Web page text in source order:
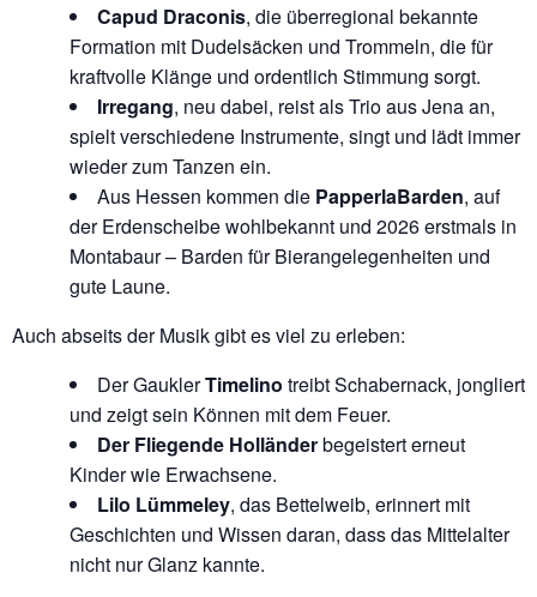
Capud Draconis, die überregional bekannte
Formation mit Dudelsäcken und Trommeln, die für
kraftvolle Klänge und ordentlich Stimmung sorgt.
Irregang, neu dabei, reist als Trio aus Jena an,
spielt verschiedene Instrumente, singt und lädt immer
wieder zum Tanzen ein.
Aus Hessen kommen die PapperlaBarden, auf
der Erdenscheibe wohlbekannt und 2026 erstmals in
Montabaur – Barden für Bierangelegenheiten und
gute Laune.
Auch abseits der Musik gibt es viel zu erleben:
Der GauklerTimelino treibt Schabernack, jongliert
und zeigt sein Können mit dem Feuer.
Der Fliegende Holländerbegeistert erneut
Kinder wie Erwachsene.
Lilo Lümmeley, das Bettelweib, erinnert mit
Geschichten und Wissen daran, dass das Mittelalter
nicht nur Glanz kannte.